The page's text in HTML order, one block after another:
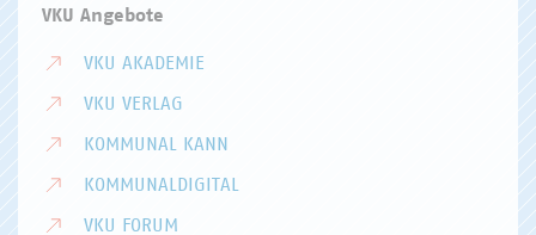
VKU Angebote
VKU AKADEMIE
VKU VERLAG
KOMMUNAL KANN
KOMMUNALDIGITAL
VKU FORUM